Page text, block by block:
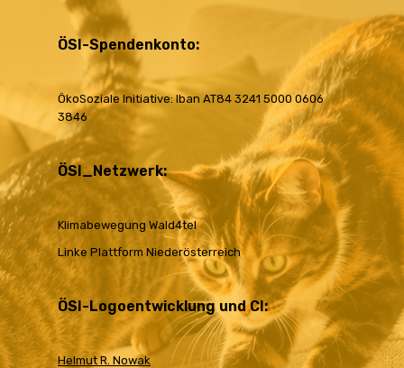
ÖSI-Spendenkonto:
ÖkoSoziale Initiative: Iban AT84 3241 5000 0606
3846
ÖSI_Netzwerk:
Klimabewegung Wald4tel
Linke Plattform Niederösterreich
ÖSI-Logoentwicklung und CI:
Helmut R. Nowak